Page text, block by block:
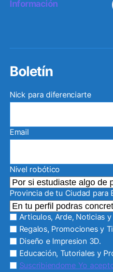
Información
Boletín
Nick para diferenciarte
Email
Nivel robótico
Provincia de tu Ciudad para
Articulos, Arde, Noticias y
Regalos, Promociones y
Diseño e Impresion 3D.
Educación, Tutoriales y
Suscribiendome Yo